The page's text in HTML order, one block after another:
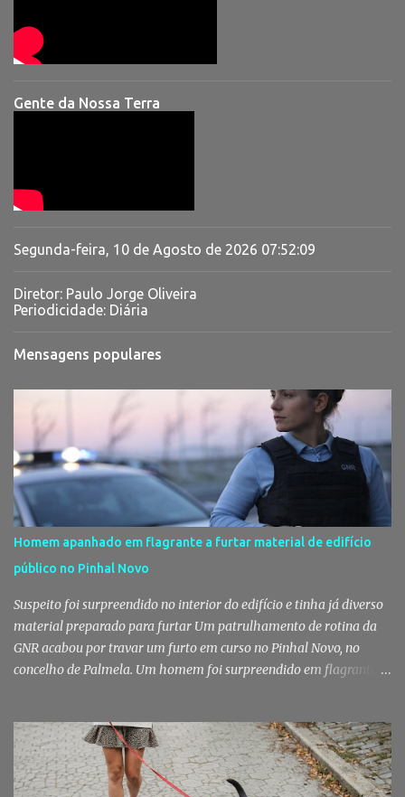
Gente da Nossa Terra
Segunda-feira, 10 de Agosto de 2026 07:52:10
Diretor: Paulo Jorge Oliveira
Periodicidade: Diária
Mensagens populares
Homem apanhado em flagrante a furtar material de edifício
público no Pinhal Novo
Suspeito foi surpreendido no interior do edifício e tinha já diverso
material preparado para furtar Um patrulhamento de rotina da
GNR acabou por travar um furto em curso no Pinhal Novo, no
concelho de Palmela. Um homem foi surpreendido em flagrante
militares da Guarda. Patrulhamento da GNR termina com
detenção por furto A detenção ocorreu no dia 4 de Agosto, - mas
divulgada só nesta quinta-feira - numa ação desenvolvida pelo